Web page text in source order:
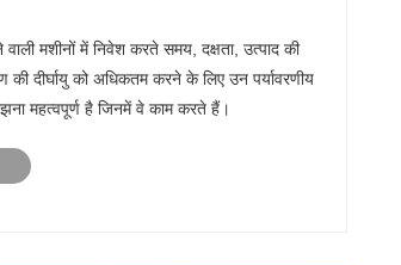
मशीनों में निवेश करते समय, दक्षता, उत्पाद की
की दीर्घायु को अधिकतम करने के लिए उन पर्यावरणीय
महत्वपूर्ण है जिनमें वे काम करते हैं।